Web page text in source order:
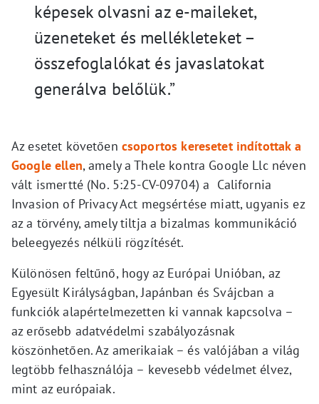
képesek olvasni az e-maileket,
üzeneteket és mellékleteket –
összefoglalókat és javaslatokat
generálva belőlük.”
Az esetet követően csoportos keresetet indítottak a
Google ellen, amely a Thele kontra Google Llc néven
vált ismertté (No. 5:25-CV-09704) a California
Invasion of Privacy Act megsértése miatt, ugyanis ez
az a törvény, amely tiltja a bizalmas kommunikáció
beleegyezés nélküli rögzítését.
Különösen feltűnő, hogy az Európai Unióban, az
Egyesült Királyságban, Japánban és Svájcban a
funkciók alapértelmezetten ki vannak kapcsolva –
az erősebb adatvédelmi szabályozásnak
köszönhetően. Az amerikaiak – és valójában a világ
legtöbb felhasználója – kevesebb védelmet élvez,
mint az európaiak.